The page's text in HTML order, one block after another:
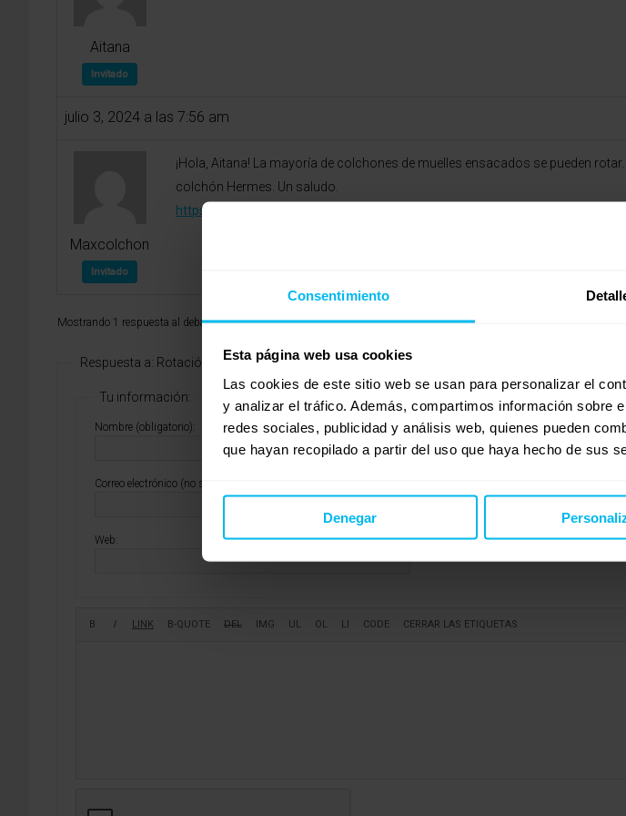
Consentimiento
Esta página web usa cookies
Las cookies de este sitio web se usan para personalizar el
y analizar el tráfico. Además, compartimos información sobre
redes sociales, publicidad y análisis web, quienes pueden
que hayan recopilado a partir del uso que haya hecho de sus
Denegar
Aitana
Invitado
julio 3, 2024 a las 7:56 am
Maxcolchon
Invitado
¡Hola, Aitana! La mayoría de colchones de muelles ensacados se pueden
colchón Hermes. Un saludo.
https://www.maxcolchon.com/muelles-ensacados-nesting-c-45/colchon-
Mostrando 1 respuesta al debate
Respuesta a: Rotación colchones de muelles
Tu información:
Nombre (obligatorio):
Correo electrónico (no se publicará) (obligatorio):
Web: